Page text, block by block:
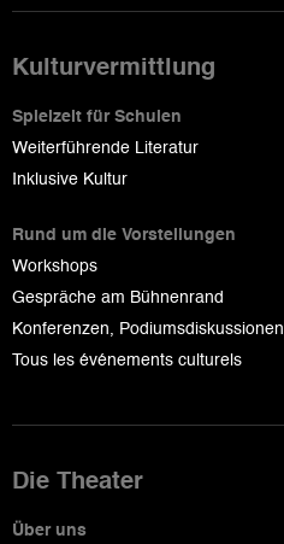
Kulturvermittlung
Spielzeit für Schulen
Weiterführende Literatur
Inklusive Kultur
Rund um die Vorstellungen
Workshops
Gespräche am Bühnenrand
Konferenzen, Podiumsdiskussionen
Tous les événements culturels
Die Theater
Über uns